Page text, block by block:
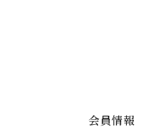
会員情報